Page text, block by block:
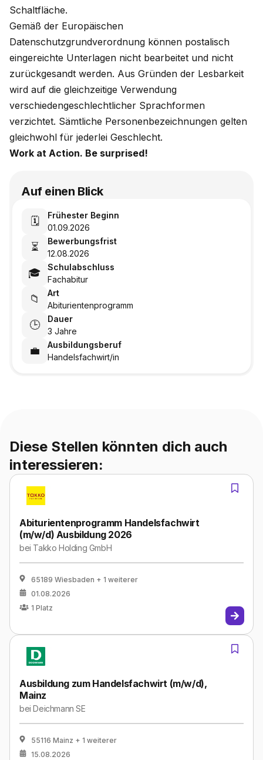
Schaltfläche.
Gemäß der Europäischen
Datenschutzgrundverordnung können postalisch
eingereichte Unterlagen nicht bearbeitet und nicht
zurückgesandt werden. Aus Gründen der Lesbarkeit
wird auf die gleichzeitige Verwendung
verschiedengeschlechtlicher Sprachformen
verzichtet. Sämtliche Personenbezeichnungen gelten
gleichwohl für jederlei Geschlecht.
Work at Action. Be surprised!
Auf einen Blick
🗓️
Frühester Beginn
01.09.2026
⏳
Bewerbungsfrist
12.08.2026
🎓
Schulabschluss
Fachabitur
📁
Art
Abiturientenprogramm
🕒
Dauer
3 Jahre
💼
Ausbildungsberuf
Handelsfachwirt/in
Diese Stellen könnten dich auch
interessieren:
Abiturientenprogramm Handelsfachwirt
(m/w/d) Ausbildung 2026
bei Takko Holding GmbH
65189 Wiesbaden + 1 weiterer
01.08.2026
1 Platz
Ausbildung zum Handelsfachwirt (m/w/d),
Mainz
beiDeichmann SE
55116 Mainz + 1 weiterer
15.08.2026